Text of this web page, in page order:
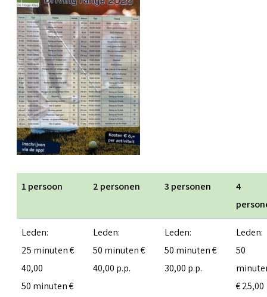
1 persoon 2 personen 3 personen
4
Leden:
25 minuten €
40,00
50 minuten €
Leden:
50 minuten €
40,00 p.p.
Leden:
50 minuten €
30,00 p.p.
Leden:
50
€ 25,00